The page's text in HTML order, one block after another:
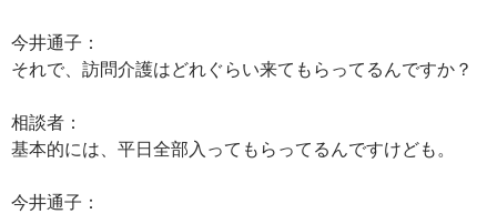
今井通子：
それで、訪問介護はどれぐらい来てもらってるんですか？
相談者：
基本的には、平日全部入ってもらってるんですけども。
今井通子：